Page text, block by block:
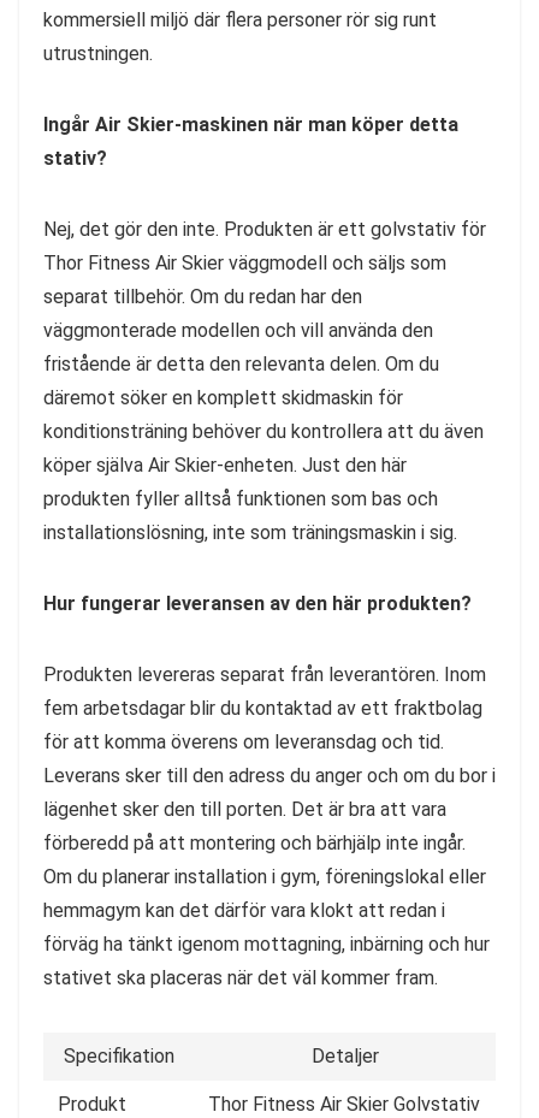
kommersiell miljö där flera personer rör sig runt
utrustningen.
Ingår Air Skier-maskinen när man köper detta
stativ?
Nej, det gör den inte. Produkten är ett golvstativ för
Thor Fitness Air Skier väggmodell och säljs som
separat tillbehör. Om du redan har den
väggmonterade modellen och vill använda den
fristående är detta den relevanta delen. Om du
däremot söker en komplett skidmaskin för
konditionsträning behöver du kontrollera att du även
köper själva Air Skier-enheten. Just den här
produkten fyller alltså funktionen som bas och
installationslösning, inte som träningsmaskin i sig.
Hur fungerar leveransen av den här produkten?
Produkten levereras separat från leverantören. Inom
fem arbetsdagar blir du kontaktad av ett fraktbolag
för att komma överens om leveransdag och tid.
Leverans sker till den adress du anger och om du bor i
lägenhet sker den till porten. Det är bra att vara
förberedd på att montering och bärhjälp inte ingår.
Om du planerar installation i gym, föreningslokal eller
hemmagym kan det därför vara klokt att redan i
förväg ha tänkt igenom mottagning, inbärning och hur
stativet ska placeras när det väl kommer fram.
Specifikation Detaljer
Produkt Thor Fitness Air Skier Golvstativ